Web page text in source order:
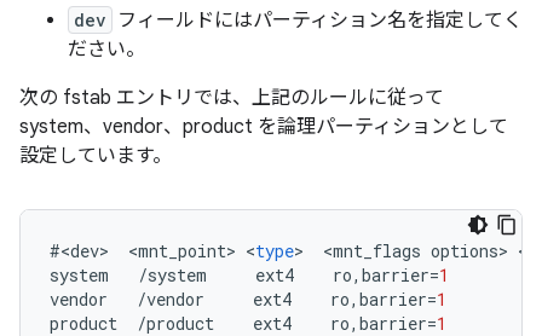
dev
フィールドにはパーティション名を指定してく
ださい。
次の fstab エントリでは、上記のルールに従って
system、vendor、product を論理パーティションとして
設定しています。
#<dev> <mnt_point> <type> <mnt_flags options> <
system
/system ext4 ro, barrier=1
vendor
/vendor ext4 ro, barrier=1
product
/product ext4 ro, barrier=1